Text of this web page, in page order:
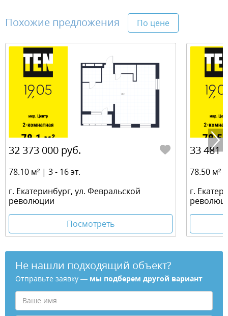
Похожие предложения По цене
32 373 000 руб.
78.10 м² | 3 - 16 эт.
г. Екатеринбург, ул. Февральской
революции
Посмотреть
33 481
78.50 м²
г.
Не нашли подходящий объект?
Отправьте заявку — мы подберем другой вариант